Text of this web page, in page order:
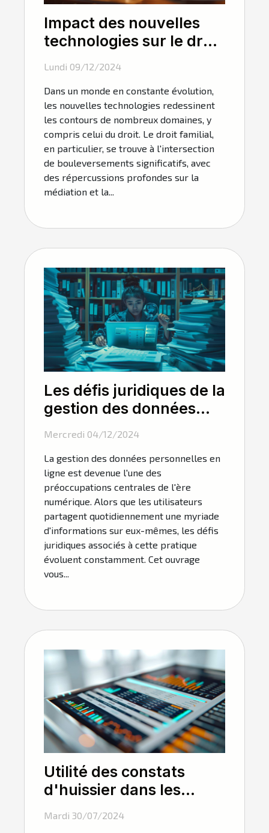
Impact des nouvelles
technologies sur le droit
familial et la médiation
Lundi 09/12/2024
Dans un monde en constante évolution,
les nouvelles technologies redessinent
les contours de nombreux domaines, y
compris celui du droit. Le droit familial,
en particulier, se trouve à l'intersection
de bouleversements significatifs, avec
des répercussions profondes sur la
médiation et la...
Les défis juridiques de la
gestion des données
Mercredi 04/12/2024
La gestion des données personnelles en
ligne est devenue l'une des
préoccupations centrales de l'ère
numérique. Alors que les utilisateurs
partagent quotidiennement une myriade
d'informations sur eux-mêmes, les défis
juridiques associés à cette pratique
évoluent constamment. Cet ouvrage
vous...
Utilité des constats
d'huissier dans les
litiges numériques
Mardi 30/07/2024